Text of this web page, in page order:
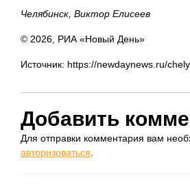
Челябинск, Виктор Елисеев
© 2026, РИА «Новый День»
Источник: https://newdaynews.ru/
Добавить
Для отправки комментария вам
авторизоваться.